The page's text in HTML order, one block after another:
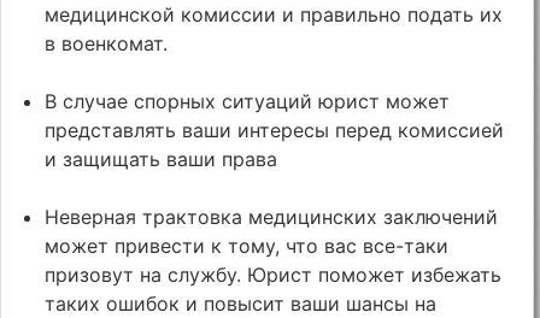
медицинской комиссии и правильно подать их
в военкомат.
В случае спорных ситуаций юрист может
представлять ваши интересы перед комиссией
и защищать ваши права
Неверная трактовка медицинских заключений
может привести к тому, что вас все-таки
призовут на службу. Юрист поможет избежать
таких ошибок и повысит ваши шансы на